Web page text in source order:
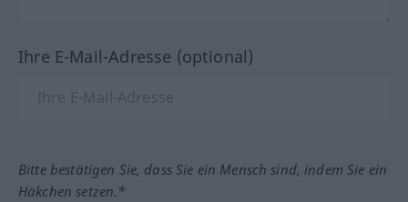
Ihre E-Mail-Adresse (optional)
Bitte bestätigen Sie, dass Sie ein Mensch sind, indem Sie ein
Häkchen setzen.*